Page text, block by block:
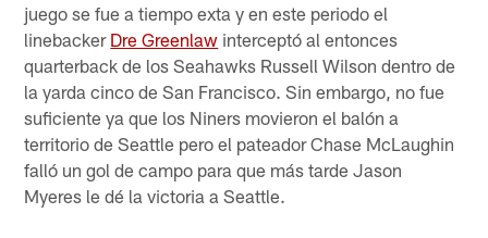
juego se fue a tiempo exta y en este periodo el
linebacker Dre Greenlaw interceptó al entonces
quarterback de los Seahawks Russell Wilson dentro de
la yarda cinco de San Francisco. Sin embargo, no fue
suficiente ya que los Niners movieron el balón a
territorio de Seattle pero el pateador Chase McLaughin
falló un gol de campo para que más tarde Jason
Myeres le dé la victoria a Seattle.